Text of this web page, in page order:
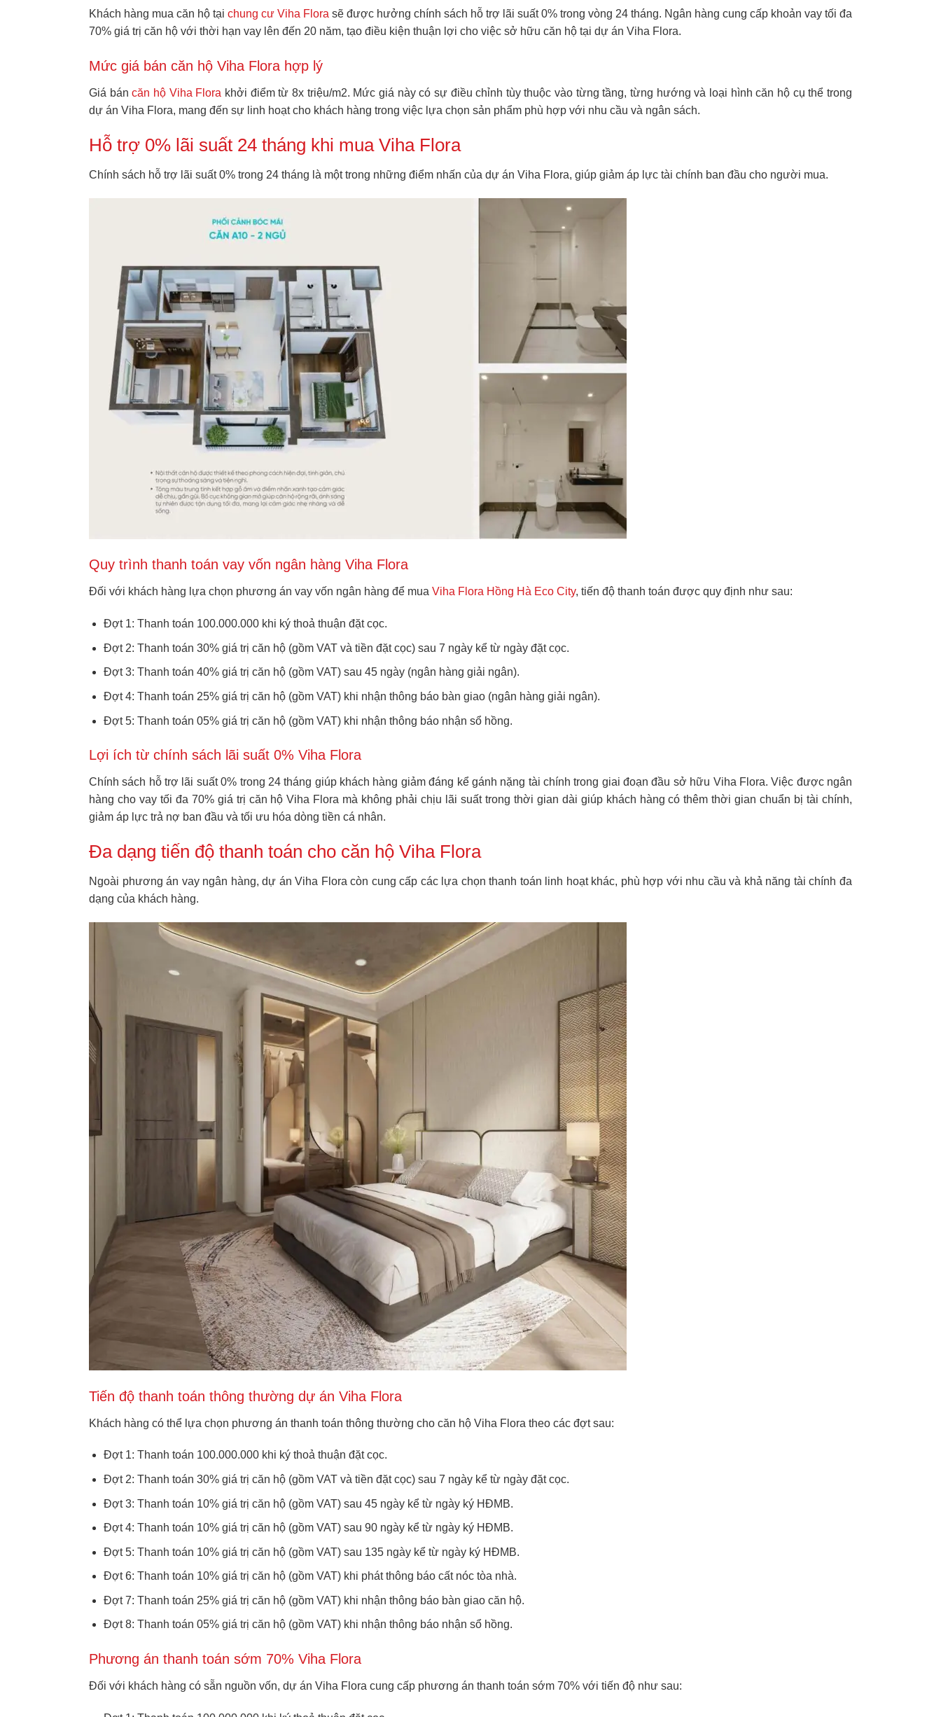
Khách hàng mua căn hộ tại chung cư Viha Flora sẽ được hưởng chính sách hỗ trợ lãi suất 0% trong vòng 24 tháng. Ngân hàng cung cấp khoản vay tối đa
70% giá trị căn hộ với thời hạn vay lên đến 20 năm, tạo điều kiện thuận lợi cho việc sở hữu căn hộ tại dự án Viha Flora.
Mức giá bán căn hộ Viha Flora hợp lý
Giá báncăn hộ Viha Flora khởi điểm từ 8x triệu/m2. Mức giá này có sự điều chỉnh tùy thuộc vào từng tầng, từng hướng và loại hình căn hộ cụ thể trong
dự án Viha Flora, mang đến sự linh hoạt cho khách hàng trong việc lựa chọn sản phẩm phù hợp với nhu cầu và ngân sách.
Hỗ trợ 0% lãi suất 24 tháng khi mua Viha Flora
Chính sách hỗ trợ lãi suất 0% trong 24 tháng là một trong những điểm nhấn của dự án Viha Flora, giúp giảm áp lực tài chính ban đầu cho người mua.
Quy trình thanh toán vay vốn ngân hàng Viha Flora
Đối với khách hàng lựa chọn phương án vay vốn ngân hàng để mua Viha Flora Hồng Hà Eco City, tiến độ thanh toán được quy định như sau:
Đợt 1: Thanh toán 100.000.000 khi ký thoả thuận đặt cọc.
Đợt 2: Thanh toán 30% giá trị căn hộ (gồm VAT và tiền đặt cọc) sau 7 ngày kể từ ngày đặt cọc.
Đợt 3: Thanh toán 40% giá trị căn hộ (gồm VAT) sau 45 ngày (ngân hàng giải ngân).
Đợt 4: Thanh toán 25% giá trị căn hộ (gồm VAT) khi nhận thông báo bàn giao (ngân hàng giải ngân).
Đợt 5: Thanh toán 05% giá trị căn hộ (gồm VAT) khi nhận thông báo nhận sổ hồng.
Lợi ích từ chính sách lãi suất 0% Viha Flora
Chính sách hỗ trợ lãi suất 0% trong 24 tháng giúp khách hàng giảm đáng kể gánh nặng tài chính trong giai đoạn đầu sở hữu Viha Flora. Việc được ngân
hàng cho vay tối đa 70% giá trị căn hộ Viha Flora mà không phải chịu lãi suất trong thời gian dài giúp khách hàng có thêm thời gian chuẩn bị tài chính,
giảm áp lực trả nợ ban đầu và tối ưu hóa dòng tiền cá nhân.
Đa dạng tiến độ thanh toán cho căn hộ Viha Flora
Ngoài phương án vay ngân hàng, dự án Viha Flora còn cung cấp các lựa chọn thanh toán linh hoạt khác, phù hợp với nhu cầu và khả năng tài chính đa
dạng của khách hàng.
Tiến độ thanh toán thông thường dự án Viha Flora
Khách hàng có thể lựa chọn phương án thanh toán thông thường cho căn hộ Viha Flora theo các đợt sau:
Đợt 1: Thanh toán 100.000.000 khi ký thoả thuận đặt cọc.
Đợt 2: Thanh toán 30% giá trị căn hộ (gồm VAT và tiền đặt cọc) sau 7 ngày kể từ ngày đặt cọc.
Đợt 3: Thanh toán 10% giá trị căn hộ (gồm VAT) sau 45 ngày kể từ ngày ký HĐMB.
Đợt 4: Thanh toán 10% giá trị căn hộ (gồm VAT) sau 90 ngày kể từ ngày ký HĐMB.
Đợt 5: Thanh toán 10% giá trị căn hộ (gồm VAT) sau 135 ngày kể từ ngày ký HĐMB.
Đợt 6: Thanh toán 10% giá trị căn hộ (gồm VAT) khi phát thông báo cất nóc tòa nhà.
Đợt 7: Thanh toán 25% giá trị căn hộ (gồm VAT) khi nhận thông báo bàn giao căn hộ.
Đợt 8: Thanh toán 05% giá trị căn hộ (gồm VAT) khi nhận thông báo nhận sổ hồng.
Phương án thanh toán sớm 70% Viha Flora
Đối với khách hàng có sẵn nguồn vốn, dự án Viha Flora cung cấp phương án thanh toán sớm 70% với tiến độ như sau: